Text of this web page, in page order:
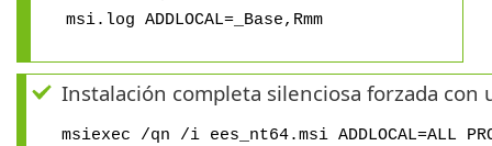
msi.log ADDLOCAL=_Base,Rmm
Instalación completa silenciosa forzada con
msiexec /qn /i ees_nt64.msi ADDLOCAL=ALL